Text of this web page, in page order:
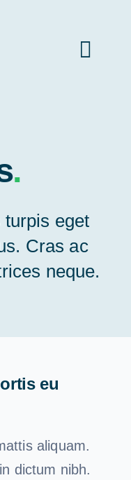
.
eget
Cras ac
neque.
eu
aliquam.
dictum nibh.